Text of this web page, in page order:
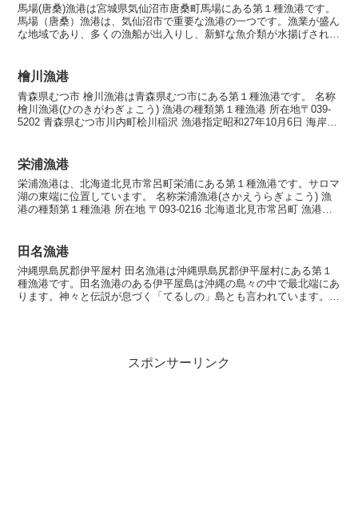
馬場(唐桑)漁港は宮城県気仙沼市唐桑町馬場にある第１種漁港です。
馬場（唐桑）漁港は、気仙沼市で重要な漁港の一つです。漁業が盛ん
な地域であり、多くの漁船が出入りし、新鮮な魚介類が水揚げされま
檜川漁港
青森県むつ市 檜川漁港は青森県むつ市にある第１種漁港です。 名称
檜川漁港(ひのきがわぎょこう) 漁港の種類第１種漁港 所在地〒039-
5202 青森県むつ市川内町桧川稲沢 漁港指定昭和27年10月6日 海岸保
栄浦漁港
栄浦漁港は、北海道北見市常呂町栄浦にある第１種漁港です。サロマ
湖の東端に位置しています。 名称栄浦漁港(さかえうらぎょこう) 漁
港の種類第１種漁港 所在地 〒093-0216 北海道北見市常呂町 漁港指
田名漁港
沖縄県島尻郡伊平屋村 田名漁港は沖縄県島尻郡伊平屋村にある第１
種漁港です。田名漁港のある伊平屋島は沖縄の島々の中で最北端にあ
ります。神々と伝説が息づく「てるしの」島とも言われています。伊
スポンサーリンク